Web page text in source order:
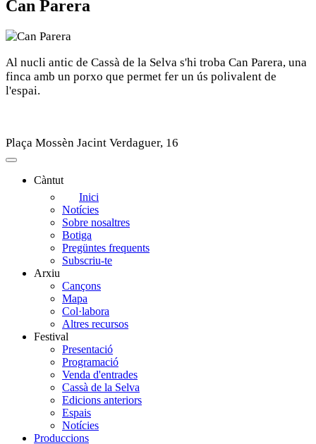
Can Parera
Al nucli antic de Cassà de la Selva s'hi troba Can Parera, una
finca amb un porxo que permet fer un ús polivalent de
l'espai.
Plaça Mossèn Jacint Verdaguer, 16
Càntut
Inici
Notícies
Sobre nosaltres
Botiga
Pregüntes frequents
Subscriu-te
Arxiu
Cançons
Mapa
Col·labora
Altres recursos
Festival
Presentació
Programació
Venda d'entrades
Cassà de la Selva
Edicions anteriors
Espais
Notícies
Produccions